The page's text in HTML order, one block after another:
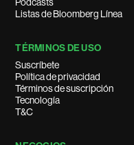
Listas de Bloomberg Línea
TÉRMINOS DE USO
Suscríbete
Política de privacidad
Términos de suscripción
Tecnología
T&C